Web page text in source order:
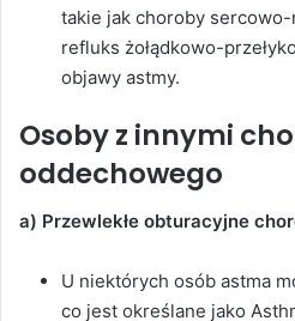
takie jak choroby
refluks żołądkowo-
objawy astmy.
Osoby z innymi
oddechowego
a) Przewlekłe obturacyjne
U niektórych osób astma
co jest określane jako